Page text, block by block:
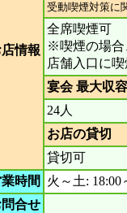
情報
受動喫煙対策に
全席喫煙可
※喫煙の場合
店舗入口に
宴会 最大収
24人
お店の貸切
貸切可
時間
火～土: 18:00
合せ